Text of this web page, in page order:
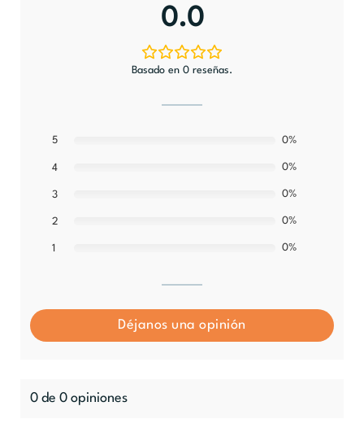
0.0
Basado en 0 reseñas.
5 0%
4 0%
3 0%
2 0%
1 0%
Déjanos una opinión
0 de 0 opiniones